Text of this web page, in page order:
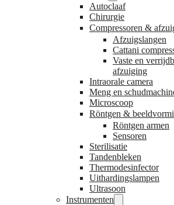
Autoclaaf
Chirurgie
Compressoren &
Afzuigslangen
Cattani
Vaste en
afzuiging
Intraorale camera
Meng en
Microscoop
Röntgen &
Röntgen armen
Sensoren
Sterilisatie
Tandenbleken
Thermodesinfector
Uithardingslampen
Ultrasoon
Instrumenten